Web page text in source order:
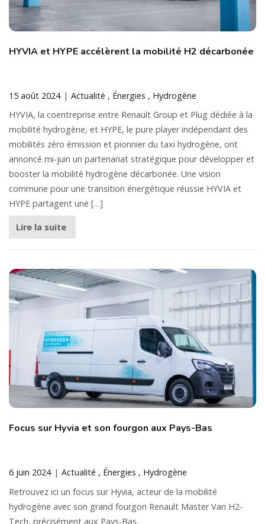
HYVIA et HYPE accélèrent la mobilité H2 décarbonée
15 août 2024 Actualité Énergies
Hydrogène
HYVIA, la coentreprise entre Renault Group et Plug dédiée à la
mobilité hydrogène, et HYPE, le pure player indépendant des
mobilités zéro émission et pionnier du taxi hydrogène, ont
annoncé mi-juin un partenariat stratégique pour développer et
booster la mobilité hydrogène décarbonée. Une vision
commune pour une transition énergétique réussie HYVIA et
HYPE partagent une […]
Lire la suite
Focus sur Hyvia et son fourgon aux Pays-Bas
6 juin 2024 Actualité Énergies
Hydrogène
Retrouvez ici un focus sur Hyvia, acteur de la mobilité
hydrogène avec son grand fourgon Renault Master Van H2-
Tech, précisément aux Pays-Bas.